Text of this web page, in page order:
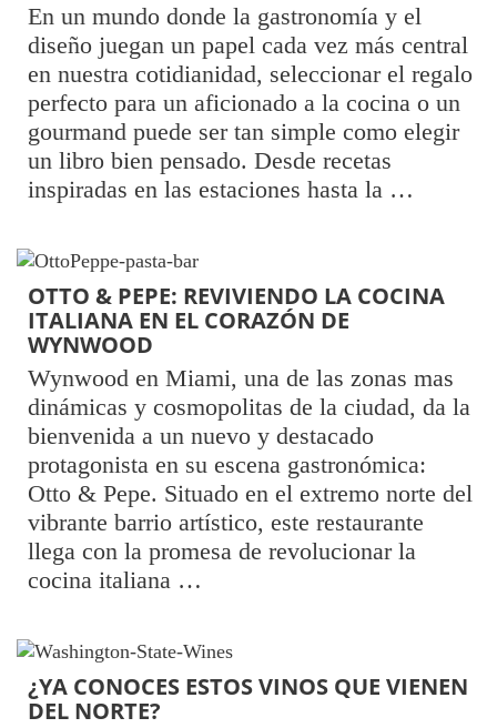
En un mundo donde la gastronomía y el
diseño juegan un papel cada vez más central
en nuestra cotidianidad, seleccionar el regalo
perfecto para un aficionado a la cocina o un
gourmand puede ser tan simple como elegir
un libro bien pensado. Desde recetas
inspiradas en las estaciones hasta la …
OTTO & PEPE: REVIVIENDO LA COCINA
ITALIANA EN EL CORAZÓN DE
WYNWOOD
Wynwood en Miami, una de las zonas mas
dinámicas y cosmopolitas de la ciudad, da la
bienvenida a un nuevo y destacado
protagonista en su escena gastronómica:
Otto & Pepe. Situado en el extremo norte del
vibrante barrio artístico, este restaurante
llega con la promesa de revolucionar la
cocina italiana …
¿YA CONOCES ESTOS VINOS QUE VIENEN
DEL NORTE?